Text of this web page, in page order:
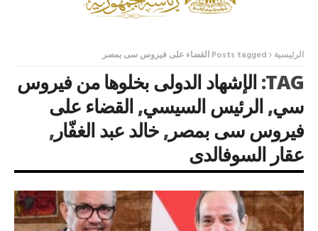
الرئيسية Posts tagged القضاء على فيروس سى بمصر
TAG: الإشهاد الدولى بخلوها من فيروس
سي,الرئيس السيسي,القضاء على
فيروس سى بمصر,خالد عبد الغفّار,
عقار السوفالدى